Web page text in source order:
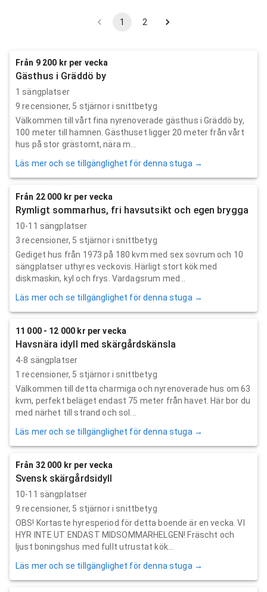
1 2
Från 9 200 kr per vecka
Gästhus i Gräddö by
1 sängplatser
9 recensioner, 5 stjärnor i snittbetyg
Välkommen till vårt fina nyrenoverade gästhus i Gräddö by,
100 meter till hamnen. Gästhuset ligger 20 meter från vårt
hus på stor grästomt, nära m...
Läs mer och se tillgänglighet för denna stuga →
Från 22 000 kr per vecka
Rymligt sommarhus, fri havsutsikt och egen brygga
10-11 sängplatser
3 recensioner, 5 stjärnor i snittbetyg
Gediget hus från 1973 på 180 kvm med sex sovrum och 10
sängplatser uthyres veckovis. Härligt stort kök med
diskmaskin, kyl och frys. Vardagsrum med...
Läs mer och se tillgänglighet för denna stuga →
11 000 - 12 000 kr per vecka
Havsnära idyll med skärgårdskänsla
4-8 sängplatser
1 recensioner, 5 stjärnor i snittbetyg
Välkommen till detta charmiga och nyrenoverade hus om 63
kvm, perfekt beläget endast 75 meter från havet. Här bor du
med närhet till strand och sol...
Läs mer och se tillgänglighet för denna stuga →
Från 32 000 kr per vecka
Svensk skärgårdsidyll
10-11 sängplatser
9 recensioner, 5 stjärnor i snittbetyg
OBS! Kortaste hyresperiod för detta boende är en vecka. VI
HYR INTE UT ENDAST MIDSOMMARHELGEN! Fräscht och
ljust boningshus med fullt utrustat kök...
Läs mer och se tillgänglighet för denna stuga →